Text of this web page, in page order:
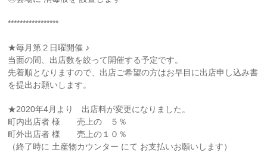
*****************
★毎月第２日曜開催 ♪
当面の間、出店数を絞って開催する予定です。
先着順となりますので、出店ご希望の方はお早目に出店申し込み書
を提出お願いします。
★2020年4月より 出店料が変更になりました。
町内出店者 様 売上の ５％
町外出店者 様 売上の１０％
（終了時に 土産物カウンター にて お支払いお願いします）